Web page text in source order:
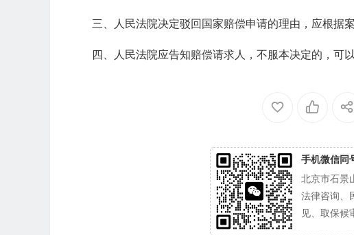
三、人民法院决定驳回国家赔偿申请的理由，应根据
四、人民法院应告知赔偿请求人，不服本决定的，可
手机微信同
北京市石景
法律咨询、
见、取保候